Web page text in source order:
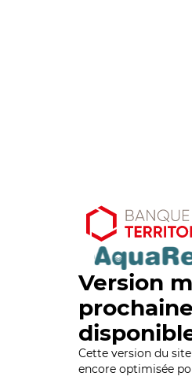
Version
Cette version du site
encore optimisée